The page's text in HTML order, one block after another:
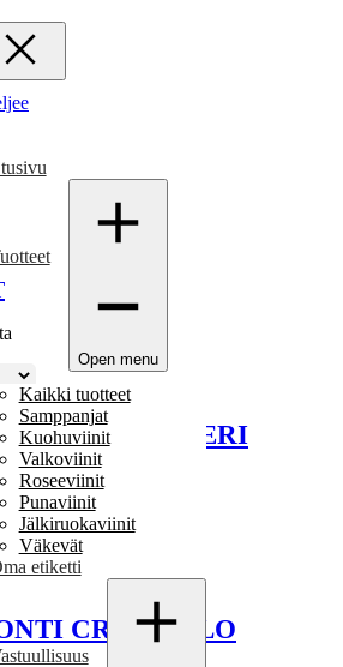
Open menu
Kaikki tuotteet
Samppanjat
Kuohuviinit
Valkoviinit
Roseeviinit
Punaviinit
Jälkiruokaviinit
Väkevät
etiketti
ORMA BOLGHERI
CROGNOLO